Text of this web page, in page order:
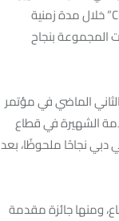
والمبيعات؛ ففي الرياض، تم الانتهاء من مرحلتي الاساسات والبناء الهيكلي في البرج المكتبي “CMC” خلال مدة زمنية
المجموعة بنجاح
الماضي في مؤتمر
الشهيرة في قطاع
دبي نجاحًا ملحوظًا، بعد
ومنها جائزة مقدمة